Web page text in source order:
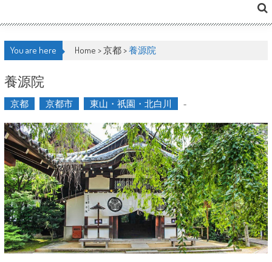
You are here Home >京都>養源院
養源院
京都 京都市 東山・祇園・北白川 -